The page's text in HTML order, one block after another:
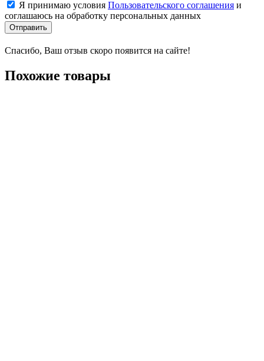
Я принимаю условия Пользовательского соглашения и
соглашаюсь на обработку персональных данных
Отправить
Спасибо, Ваш отзыв скоро появится на сайте!
Похожие товары